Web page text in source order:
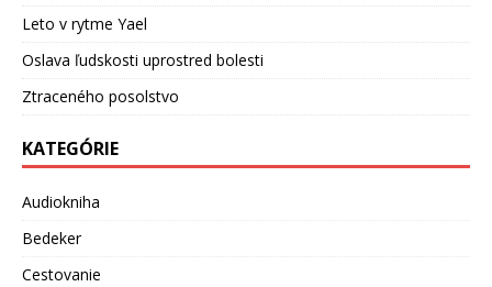
Leto v rytme Yael
Oslava ľudskosti uprostred bolesti
Ztraceného posolstvo
KATEGÓRIE
Audiokniha
Bedeker
Cestovanie